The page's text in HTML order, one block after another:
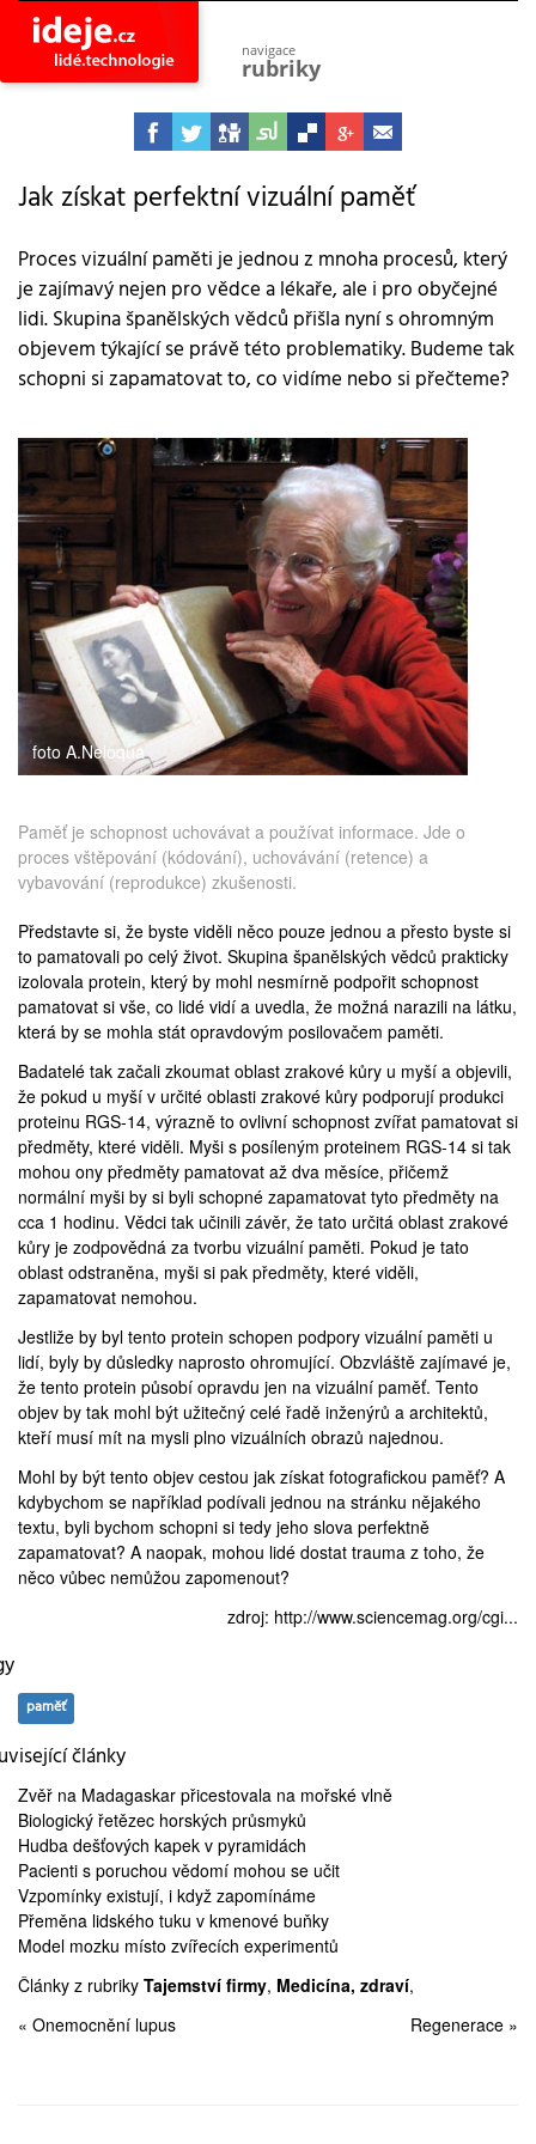
navigace
rubriky
astro
vesmír
projekty
společnost
objevy
vynálezy
planeta
přiroda
tajemství
firmy
zdraví
medicína
Jak získat perfektní vizuální paměť
Proces vizuální paměti je jednou z mnoha procesů, který
je zajímavý nejen pro vědce a lékaře, ale i pro obyčejné
lidi. Skupina španělských vědců přišla nyní s ohromným
objevem týkající se právě této problematiky. Budeme tak
schopni si zapamatovat to, co vidíme nebo si přečteme?
foto A.Neloqua
Paměť je schopnost uchovávat a používat informace. Jde o
proces vštěpování (kódování), uchovávání (retence) a
vybavování (reprodukce) zkušenosti.
Představte si, že byste viděli něco pouze jednou a přesto byste si
to pamatovali po celý život. Skupina španělských vědců prakticky
izolovala protein, který by mohl nesmírně podpořit schopnost
pamatovat si vše, co lidé vidí a uvedla, že možná narazili na látku,
která by se mohla stát opravdovým posilovačem paměti.
Badatelé tak začali zkoumat oblast zrakové kůry u myší a objevili,
že pokud u myší v určité oblasti zrakové kůry podporují produkci
proteinu RGS-14, výrazně to ovlivní schopnost zvířat pamatovat si
předměty, které viděli. Myši s posíleným proteinem RGS-14 si tak
mohou ony předměty pamatovat až dva měsíce, přičemž
normální myši by si byli schopné zapamatovat tyto předměty na
cca 1 hodinu. Vědci tak učinili závěr, že tato určitá oblast zrakové
kůry je zodpovědná za tvorbu vizuální paměti. Pokud je tato
oblast odstraněna, myši si pak předměty, které viděli,
zapamatovat nemohou.
Jestliže by byl tento protein schopen podpory vizuální paměti u
lidí, byly by důsledky naprosto ohromující. Obzvláště zajímavé je,
že tento protein působí opravdu jen na vizuální paměť. Tento
objev by tak mohl být užitečný celé řadě inženýrů a architektů,
kteří musí mít na mysli plno vizuálních obrazů najednou.
Mohl by být tento objev cestou jak získat fotografickou paměť? A
kdybychom se například podívali jednou na stránku nějakého
textu, byli bychom schopni si tedy jeho slova perfektně
zapamatovat? A naopak, mohou lidé dostat trauma z toho, že
něco vůbec nemůžou zapomenout?
zdroj: http://www.sciencemag.org/cgi...
paměť
články
Zvěř na Madagaskar přicestovala na mořské vlně
Biologický řetězec horských průsmyků
Hudba dešťových kapek v pyramidách
Pacienti s poruchou vědomí mohou se učit
Vzpomínky existují, i když zapomínáme
Přeměna lidského tuku v kmenové buňky
Model mozku místo zvířecích experimentů
Články z rubriky Tajemství firmy, Medicína, zdraví,
« Onemocnění lupus
Regenerace »